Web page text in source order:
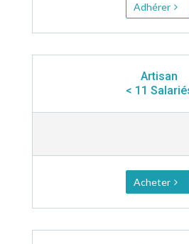
Adhérer
Artisan
< 11
Acheter